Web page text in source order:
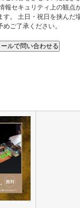
セキュリティ上の観点
。 土日・祝日を挟んだ
ご了承ください。